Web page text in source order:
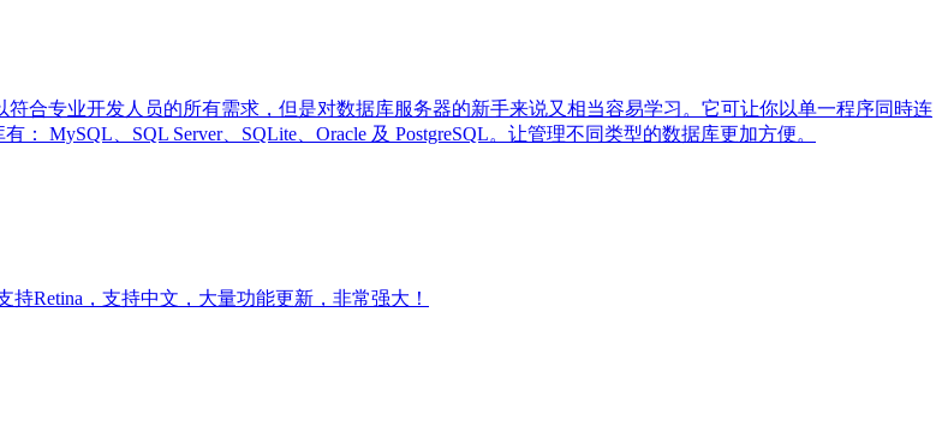
符合专业开发人员的所有需求，但是对数据库服务器的新手来说又相当容易学习。它可让你以单一程序同時连
MySQL、SQL Server、SQLite、Oracle 及 PostgreSQL。让管理不同类型的数据库更加方便。
持Retina，支持中文，大量功能更新，非常强大！